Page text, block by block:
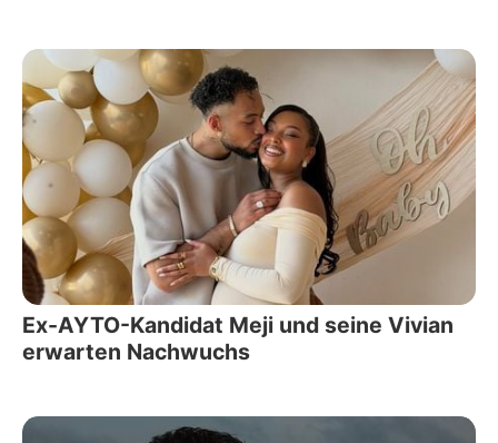
Ex-AYTO-Kandidat Meji und seine Vivian
erwarten Nachwuchs